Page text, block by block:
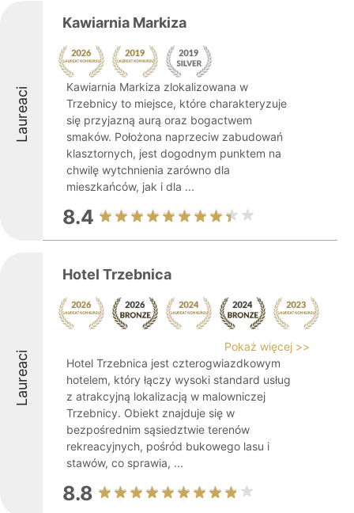
Laureaci
Kawiarnia Markiza
Kawiarnia Markiza zlokalizowana w
Trzebnicy to miejsce, które charakteryzuje
się przyjazną aurą oraz bogactwem
smaków. Położona naprzeciw zabudowań
klasztornych, jest dogodnym punktem na
chwilę wytchnienia zarówno dla
mieszkańców, jak i dla ...
8.4
Laureaci
Hotel Trzebnica
Pokaż więcej >>
Hotel Trzebnica jest czterogwiazdkowym
hotelem, który łączy wysoki standard usług
z atrakcyjną lokalizacją w malowniczej
Trzebnicy. Obiekt znajduje się w
bezpośrednim sąsiedztwie terenów
rekreacyjnych, pośród bukowego lasu i
stawów, co sprawia, ...
8.8